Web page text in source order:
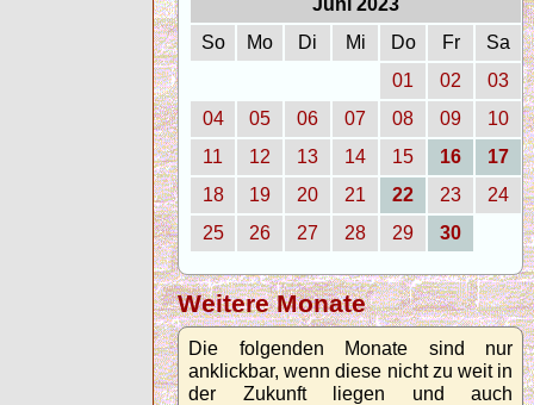
Juni 2023
So
Mo Di Mi Do Fr
Sa
01
02
03
04
05 06 07 08 09
10
11
12 13 14 15 16
17
18
19 20 21 22 23
24
25
26 27 28 29 30
Weitere Monate
Die folgenden Monate sind nur
anklickbar, wenn diese nicht zu weit in
der Zukunft liegen und auch